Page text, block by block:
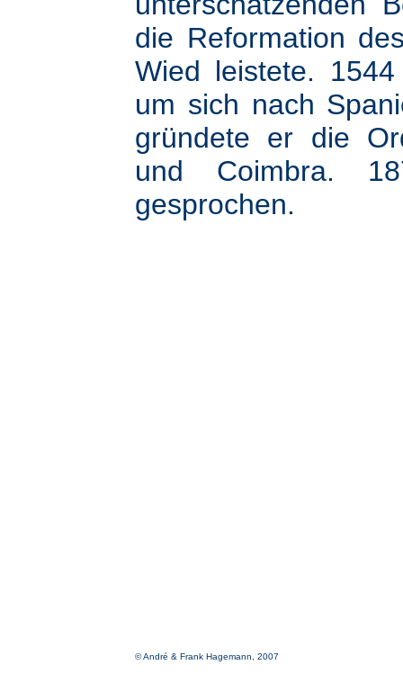
die Reformation
Wied leistete.
um sich nach
gründete er die
und Coimbra.
gesprochen.
© André & Frank Hagemann, 2007